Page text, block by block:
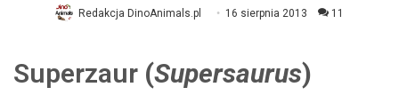
Redakcja DinoAnimals.pl 16 sierpnia 2013 11
Superzaur (Supersaurus)